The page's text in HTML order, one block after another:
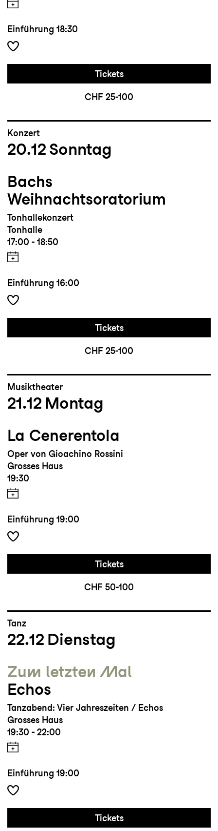
Einführung 18:30
Tickets
CHF 25-100
Konzert
20.12 Sonntag
Bachs
Weihnachtsoratorium
Tonhallekonzert
Tonhalle
17:00 - 18:50
Einführung 16:00
Tickets
CHF 25-100
Musiktheater
21.12 Montag
La Cenerentola
Oper von Gioachino Rossini
Grosses Haus
19:30
Einführung 19:00
Tickets
CHF 50-100
Tanz
22.12 Dienstag
Zum letzten Mal
Echos
Tanzabend: Vier Jahreszeiten / Echos
Grosses Haus
19:30 - 22:00
Einführung 19:00
Tickets